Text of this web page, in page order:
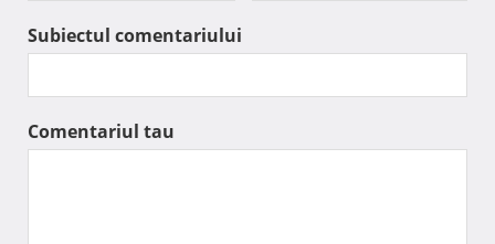
Subiectul comentariului
Comentariul tau